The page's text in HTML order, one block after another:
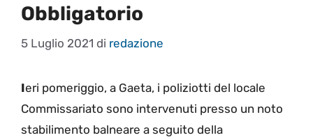
Obbligatorio
5 Luglio 2021 di redazione
Ieri pomeriggio, a Gaeta, i poliziotti del locale
Commissariato sono intervenuti presso un noto
stabilimento balneare a seguito della